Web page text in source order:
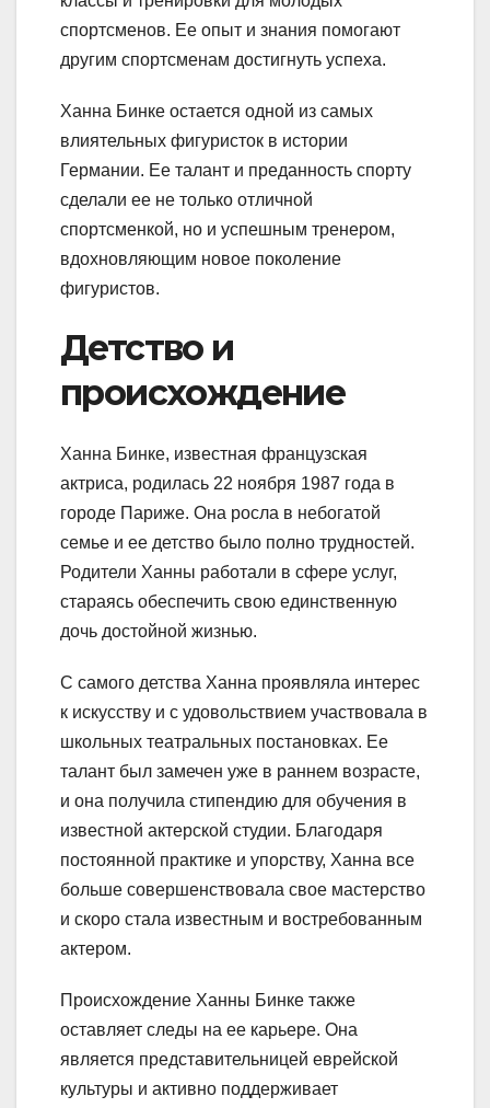
спортсменов. Ее опыт и знания помогают
другим спортсменам достигнуть успеха.
Ханна Бинке остается одной из самых
влиятельных фигуристок в истории
Германии. Ее талант и преданность спорту
сделали ее не только отличной
спортсменкой, но и успешным тренером,
вдохновляющим новое поколение
фигуристов.
Детство и
происхождение
Ханна Бинке, известная французская
актриса, родилась 22 ноября 1987 года в
городе Париже. Она росла в небогатой
семье и ее детство было полно трудностей.
Родители Ханны работали в сфере услуг,
стараясь обеспечить свою единственную
дочь достойной жизнью.
С самого детства Ханна проявляла интерес
к искусству и с удовольствием участвовала в
школьных театральных постановках. Ее
талант был замечен уже в раннем возрасте,
и она получила стипендию для обучения в
известной актерской студии. Благодаря
постоянной практике и упорству, Ханна все
больше совершенствовала свое мастерство
и скоро стала известным и востребованным
актером.
Происхождение Ханны Бинке также
оставляет следы на ее карьере. Она
является представительницей еврейской
культуры и активно поддерживает